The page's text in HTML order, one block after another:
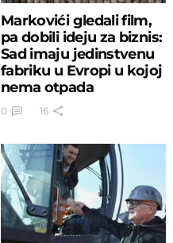
Markovići gledali film,
pa dobili ideju za biznis:
Sad imaju jedinstvenu
fabriku u Evropi u kojoj
nema otpada
0 16